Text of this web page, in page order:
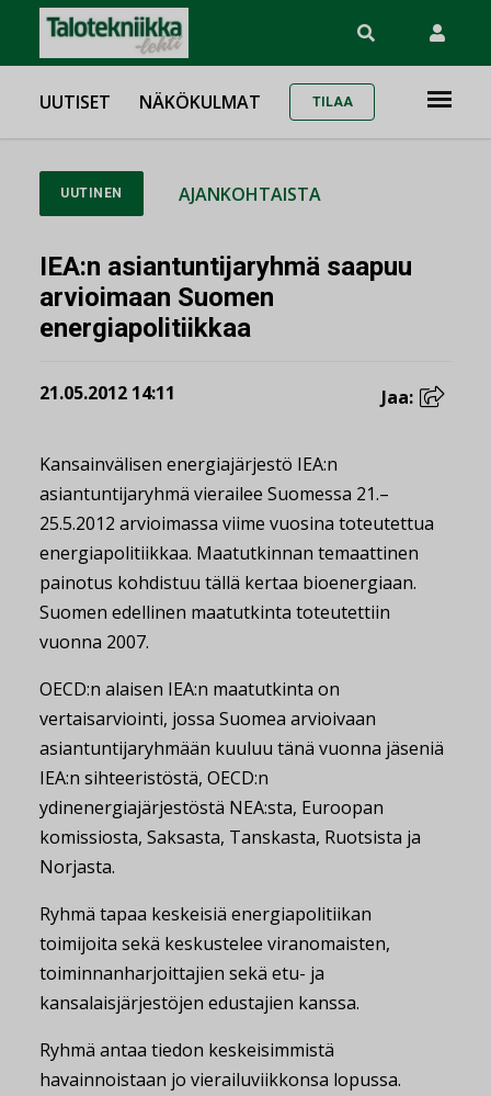
UUTISET NÄKÖKULMAT TILAA
UUTINEN AJANKOHTAISTA
IEA:n asiantuntijaryhmä saapuu
arvioimaan Suomen
energiapolitiikkaa
21.05.2012 14:11 Jaa:
Kansainvälisen energiajärjestö IEA:n
asiantuntijaryhmä vierailee Suomessa 21.–
25.5.2012 arvioimassa viime vuosina toteutettua
energiapolitiikkaa. Maatutkinnan temaattinen
painotus kohdistuu tällä kertaa bioenergiaan.
Suomen edellinen maatutkinta toteutettiin
vuonna 2007.
OECD:n alaisen IEA:n maatutkinta on
vertaisarviointi, jossa Suomea arvioivaan
asiantuntijaryhmään kuuluu tänä vuonna jäseniä
IEA:n sihteeristöstä, OECD:n
ydinenergiajärjestöstä NEA:sta, Euroopan
komissiosta, Saksasta, Tanskasta, Ruotsista ja
Norjasta.
Ryhmä tapaa keskeisiä energiapolitiikan
toimijoita sekä keskustelee viranomaisten,
toiminnanharjoittajien sekä etu- ja
kansalaisjärjestöjen edustajien kanssa.
Ryhmä antaa tiedon keskeisimmistä
havainnoistaan jo vierailuviikkonsa lopussa.